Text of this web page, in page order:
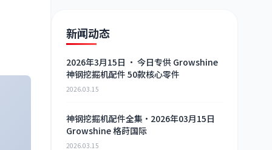
新闻动态
2026年3月15日 · 今日专供 Growshine
神钢挖掘机配件 50款核心零件
2026.03.15
神钢挖掘机配件全集·2026年03月15日
Growshine 格莳国际
2026.03.15